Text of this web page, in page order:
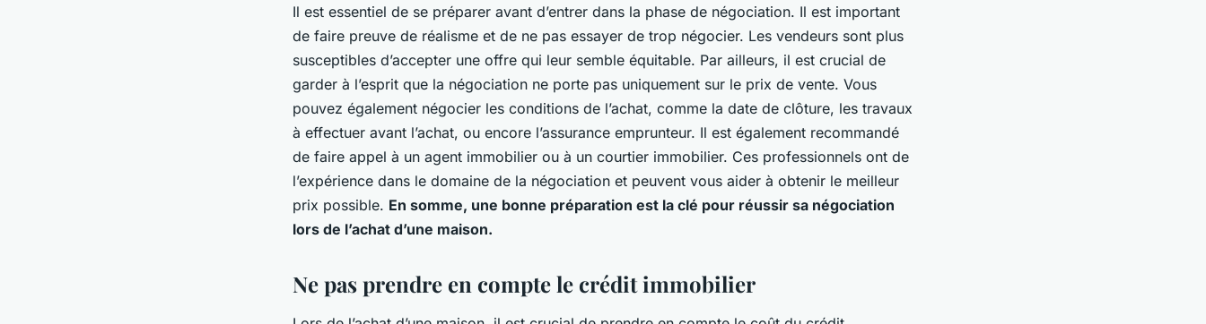
Il est essentiel de se préparer avant d’entrer dans la phase de négociation. Il est important
de faire preuve de réalisme et de ne pas essayer de trop négocier. Les vendeurs sont plus
susceptibles d’accepter une offre qui leur semble équitable. Par ailleurs, il est crucial de
garder à l’esprit que la négociation ne porte pas uniquement sur le prix de vente. Vous
pouvez également négocier les conditions de l’achat, comme la date de clôture, les travaux
à effectuer avant l’achat, ou encore l’assurance emprunteur. Il est également recommandé
de faire appel à un agent immobilier ou à un courtier immobilier. Ces professionnels ont de
l’expérience dans le domaine de la négociation et peuvent vous aider à obtenir le meilleur
prix possible. En somme, une bonne préparation est la clé pour réussir sa négociation
lors de l’achat d’une maison.
Ne pas prendre en compte le crédit immobilier